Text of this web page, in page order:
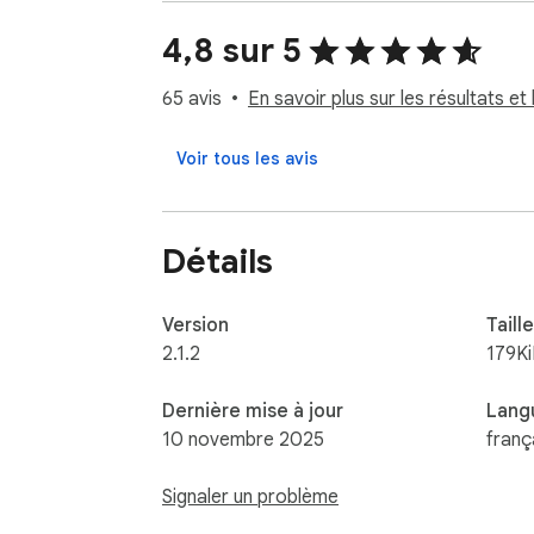
- Surfez sur votre plateforme de
- Une fenêtre pop-up "Pop in Hotel"
- Cliquez sur réserver de Pop in Hotel et
- On s’occupe de tout et on vous confirme
UNE QUESTION ? UNE REMARQUE ?
(*) Pop in Hotel fonctionne actuellement
Développement pour les autres
4,8 sur 5
65 avis En savoir plus sur les résultats et
Voir tous les avis
Détails
Version
2.1.2
Dernière mise à jour
10 novembre 2025
Signaler un problème
Taille